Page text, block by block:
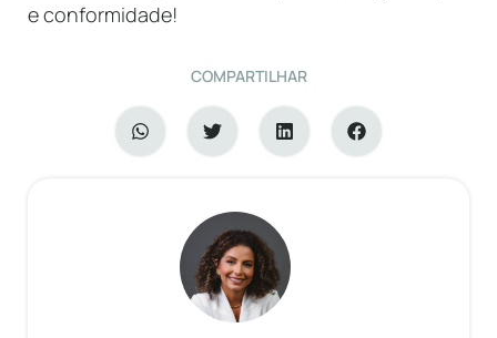
e conformidade!
COMPARTILHAR